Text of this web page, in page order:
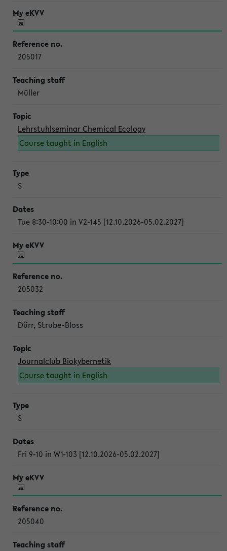
205017
Müller
Lehrstuhlseminar Chemical Ecology
Course taught in English
S
Tue 8:30-10:00 in V2-145 [12.10.2026-05.02.2027]
205032
Dürr, Strube-Bloss
Journalclub Biokybernetik
Course taught in English
S
Fri 9-10 in W1-103 [12.10.2026-05.02.2027]
205040